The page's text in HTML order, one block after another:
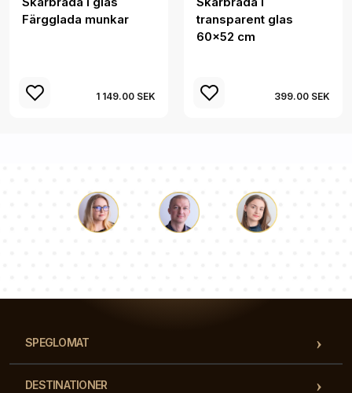
Färgglada munkar
1 149.00 SEK
transparent glas
60x52 cm
399.00 SEK
SPEGLOMAT
DESTINATIONER